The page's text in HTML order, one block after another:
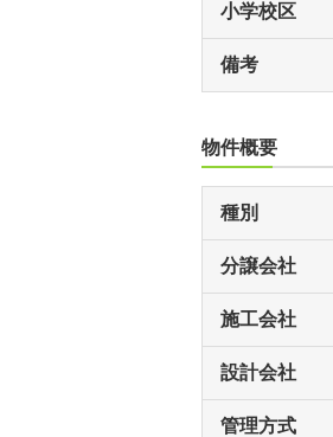
小学校区
備考
物件概要
種別
分譲会社
施工会社
設計会社
管理方式